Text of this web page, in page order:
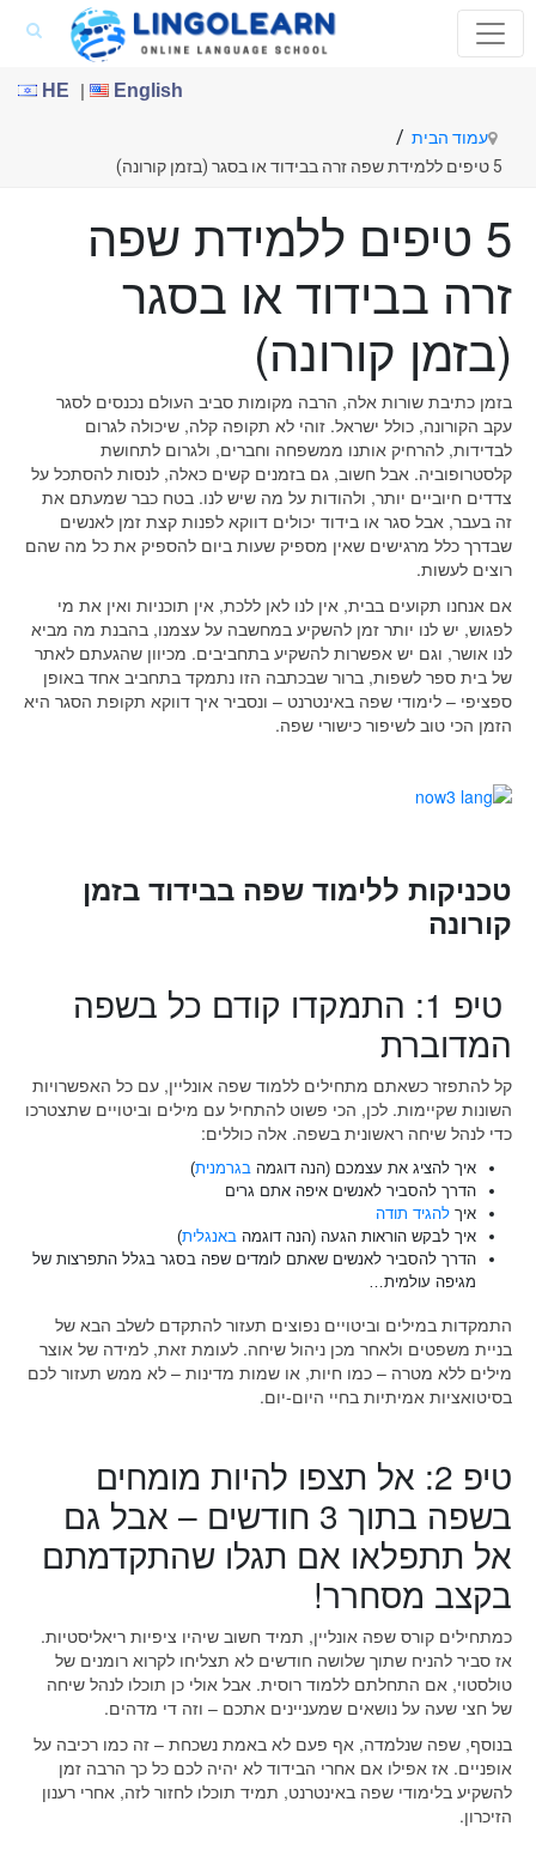
HE | English
עמוד הבית /
5 טיפים ללמידת שפה זרה בבידוד או בסגר (בזמן קורונה)
5 טיפים ללמידת שפה
זרה בבידוד או בסגר
(בזמן קורונה)
בזמן כתיבת שורות אלה, הרבה מקומות סביב העולם נכנסים לסגר
עקב הקורונה, כולל ישראל. זוהי לא תקופה קלה, שיכולה לגרום
לבדידות, להרחיק אותנו ממשפחה וחברים, ולגרום לתחושת
קלסטרופוביה. אבל חשוב, גם בזמנים קשים כאלה, לנסות להסתכל על
צדדים חיוביים יותר, ולהודות על מה שיש לנו. בטח כבר שמעתם את
זה בעבר, אבל סגר או בידוד יכולים דווקא לפנות קצת זמן לאנשים
שבדרך כלל מרגישים שאין מספיק שעות ביום להספיק את כל מה שהם
רוצים לעשות.
אם אנחנו תקועים בבית, אין לנו לאן ללכת, אין תוכניות ואין את מי
לפגוש, יש לנו יותר זמן להשקיע במחשבה על עצמנו, בהבנת מה מביא
לנו אושר, וגם יש אפשרות להשקיע בתחביבים. מכיוון שהגעתם לאתר
של בית ספר לשפות, ברור שבכתבה הזו נתמקד בתחביב אחד באופן
ספציפי – לימודי שפה באינטרנט – ונסביר איך דווקא תקופת הסגר היא
הזמן הכי טוב לשיפור כישורי שפה.
טכניקות ללימוד שפה בבידוד בזמן
קורונה
טיפ 1: התמקדו קודם כל בשפה
המדוברת
קל להתפזר כשאתם מתחילים ללמוד שפה אונליין, עם כל האפשרויות
השונות שקיימות. לכן, הכי פשוט להתחיל עם מילים וביטויים שתצטרכו
כדי לנהל שיחה ראשונית בשפה. אלה כוללים:
איך להציג את עצמכם (הנה דוגמה בגרמנית)
הדרך להסביר לאנשים איפה אתם גרים
איך להגיד תודה
איך לבקש הוראות הגעה (הנה דוגמה באנגלית)
הדרך להסביר לאנשים שאתם לומדים שפה בסגר בגלל התפרצות של
מגיפה עולמית…
התמקדות במילים וביטויים נפוצים תעזור להתקדם לשלב הבא של
בניית משפטים ולאחר מכן ניהול שיחה. לעומת זאת, למידה של אוצר
מילים ללא מטרה – כמו חיות, או שמות מדינות – לא ממש תעזור לכם
בסיטואציות אמיתיות בחיי היום-יום.
טיפ 2: אל תצפו להיות מומחים
בשפה בתוך 3 חודשים – אבל גם
אל תתפלאו אם תגלו שהתקדמתם
בקצב מסחרר!
כמתחילים קורס שפה אונליין, תמיד חשוב שיהיו ציפיות ריאליסטיות.
אז סביר להניח שתוך שלושה חודשים לא תצליחו לקרוא רומנים של
טולסטוי, אם התחלתם ללמוד רוסית. אבל אולי כן תוכלו לנהל שיחה
של חצי שעה על נושאים שמעניינים אתכם – וזה די מדהים.
בנוסף, שפה שנלמדה, אף פעם לא באמת נשכחת – זה כמו רכיבה על
אופניים. אז אפילו אם אחרי הבידוד לא יהיה לכם כל כך הרבה זמן
להשקיע בלימודי שפה באינטרנט, תמיד תוכלו לחזור לזה, אחרי רענון
הזיכרון.